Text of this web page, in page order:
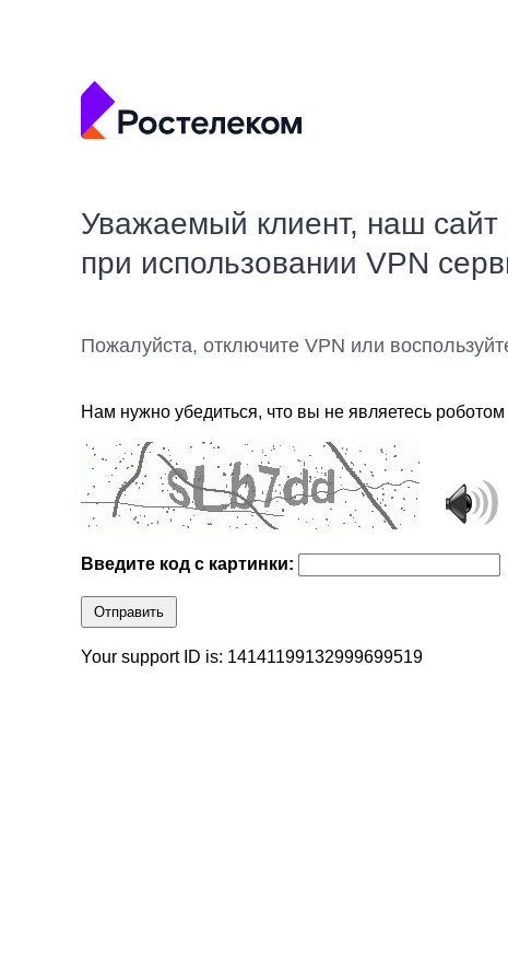
Уважаемый клиент, наш сайт
при использовании VPN
Пожалуйста, отключите VPN или
Нам нужно убедиться, что вы не являетесь роботом
Введите код с картинки:
Отправить
Your support ID is: 14141199132999699519